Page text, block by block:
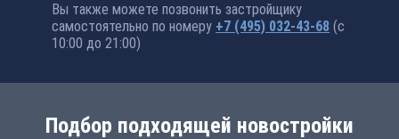
Вы также можете позвонить застройщику
самостоятельно по номеру +7 (495) 032-43-68 (с
10:00 до 21:00)
Подбор подходящей новостройки